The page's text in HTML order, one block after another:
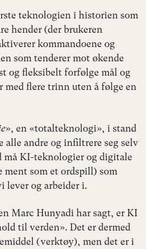
teknologien i historien som
hender (der brukeren
kommandoene og
som tenderer mot økende
og fleksibelt forfølge mål og
med flere trinn uten å følge en
», en «totalteknologi», i stand
alle andre og infiltrere seg selv
må KI-teknologier og digitale
som et ordspill) som
lever og arbeider i.
Marc Hunyadi har sagt, er KI
til verden». Det er dermed
(verktøy), men det er i